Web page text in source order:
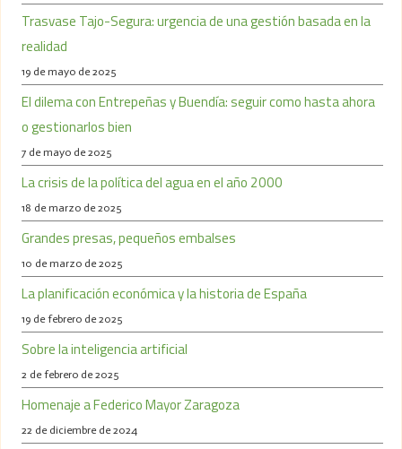
Trasvase Tajo-Segura: urgencia de una gestión basada en la
realidad
19 de mayo de 2025
El dilema con Entrepeñas y Buendía: seguir como hasta ahora
o gestionarlos bien
7 de mayo de 2025
La crisis de la política del agua en el año 2000
18 de marzo de 2025
Grandes presas, pequeños embalses
10 de marzo de 2025
La planificación económica y la historia de España
19 de febrero de 2025
Sobre la inteligencia artificial
2 de febrero de 2025
Homenaje a Federico Mayor Zaragoza
22 de diciembre de 2024